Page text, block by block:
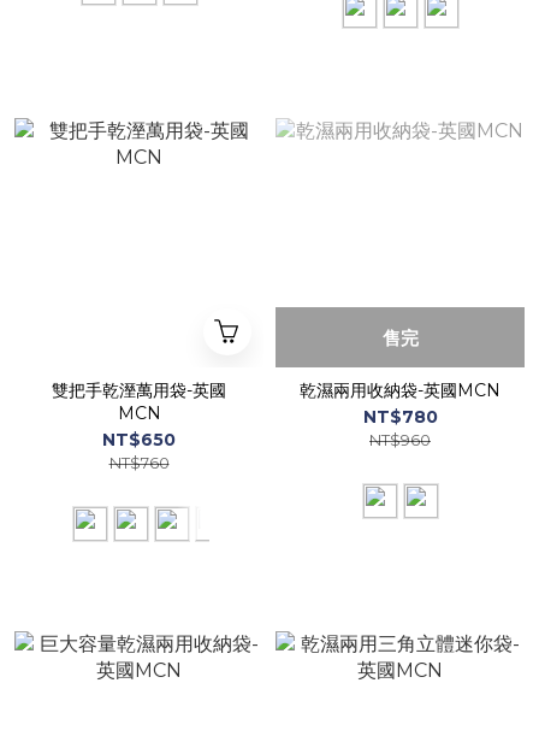
雙把手乾溼萬用袋-英國
MCN
NT$650
NT$760
售完
乾濕兩用收納袋-英國MCN
NT$780
NT$960